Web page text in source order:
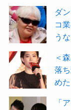
ダ
コ
うな
＜
落
め
「